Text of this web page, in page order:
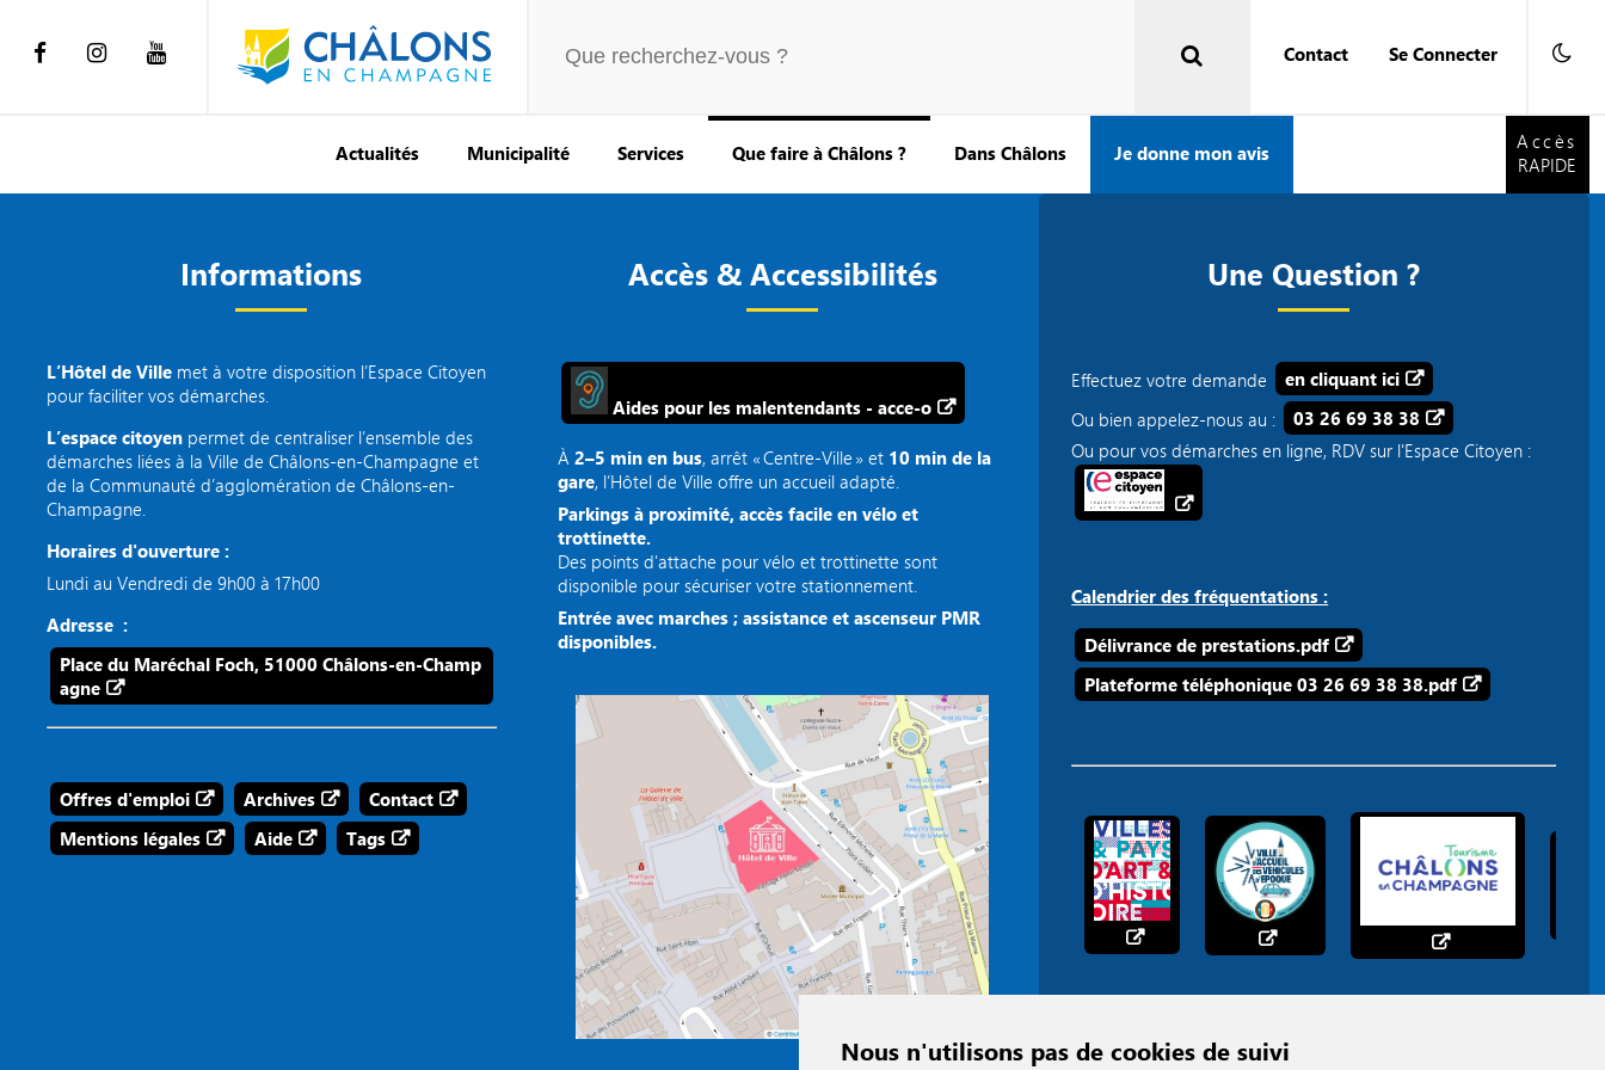
Nous n'utilisons pas de cookies de suivi
Contact Se Connecter
Accès
Actualités Municipalité Services Que faire à Châlons ? Dans Châlons Je donne mon avis
Accès
RAPIDE
Informations
L’Hôtel de Ville met à votre disposition l’Espace Citoyen
pour faciliter vos démarches.
L’espace citoyen permet de centraliser l’ensemble des
démarches liées à la Ville de Châlons-en-Champagne et
de la Communauté d’agglomération de Châlons-en-
Champagne.
Horaires d'ouverture :
Lundi au Vendredi de 9h00 à 17h00
Adresse :
Place du Maréchal Foch, 51000 Châlons-en-Champ
agne
Offres d'emploi Archives
Contact
Mentions légales
Aide Tags
Accès & Accessibilités
Aides pour les malentendants - acce-o
À2–5 min en bus, arrêt « Centre‑Ville » et 10 min de la
gare, l’Hôtel de Ville offre un accueil adapté.
Parkings à proximité, accès facile en vélo et
trottinette.
Des points d'attache pour vélo et trottinette sont
disponible pour sécuriser votre stationnement.
Entrée avec marches ; assistance et ascenseur PMR
disponibles.
Une Question ?
Effectuez votre demande
en cliquant ici
Ou bien appelez-nous au :
03 26 69 38 38
Ou pour vos démarches en ligne, RDV sur l'Espace Citoyen :
Calendrier des fréquentations :
Délivrance de prestations.pdf
Plateforme téléphonique 03 26 69 38 38.pdf